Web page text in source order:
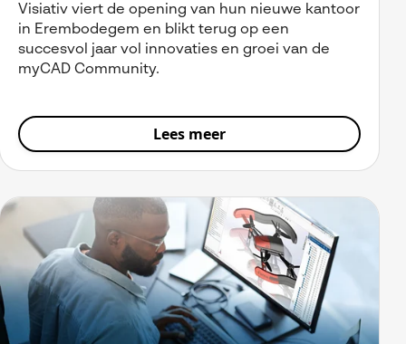
Visiativ viert de opening van hun nieuwe kantoor
in Erembodegem en blikt terug op een
succesvol jaar vol innovaties en groei van de
myCAD Community.
Lees meer